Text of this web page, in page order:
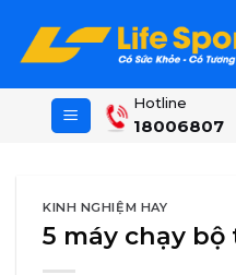
content
Hotline
18006807
KINH NGHIỆM HAY
5 máy chạy